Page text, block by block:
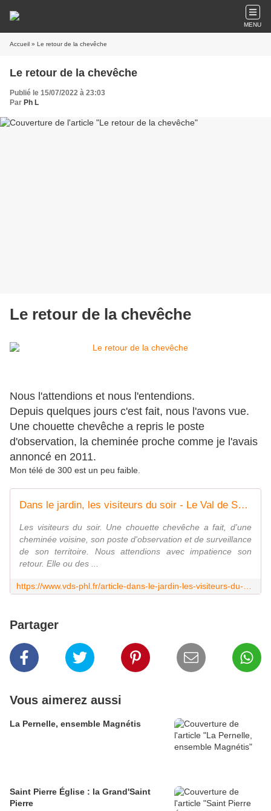
MENU
Accueil » Le retour de la chevêche
Le retour de la chevêche
Publié le 15/07/2022 à 23:03
Par Ph L
Le retour de la chevêche
Nous l'attendions et nous l'entendions.
Depuis quelques jours c'est fait, nous l'avons vue.
Une chouette chevêche a repris le poste
d'observation, la cheminée proche comme je l'avais
annoncé en 2011.
Mon télé de 300 est un peu faible.
Dans le jardin, les visiteurs du soir - Le Val de Saire par Ph L
Les visiteurs du soir. Une chouette chevêche a fait, d'une
cheminée voisine, son poste d'observation et de surveillance
de son territoire. Nous attendions avec impatience son
retour. Elle ou des ...
Partager
Vous aimerez aussi
La Pernelle, ensemble Magnétis
Saint Pierre Église : la Grand'Saint
Pierre